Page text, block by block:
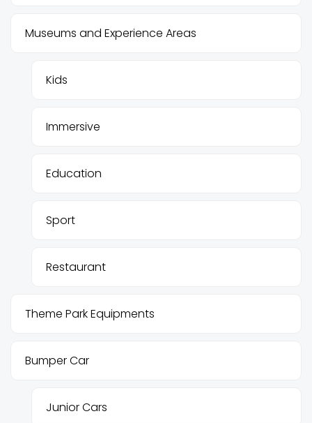
Museums and Experience Areas
Kids
Immersive
Education
Sport
Restaurant
Theme Park Equipments
Bumper Car
Junior Cars